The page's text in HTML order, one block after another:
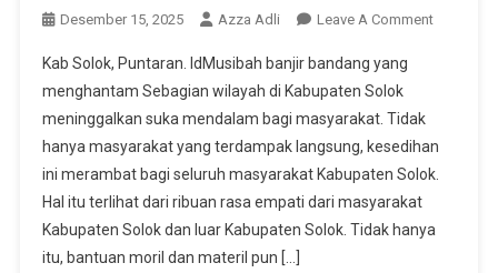
Desember 15, 2025 Azza Adli Leave A CommentOn
Selesai
Dua
Kab Solok, Puntaran. IdMusibah banjir bandang yang
menghantam Sebagian wilayah di Kabupaten Solok
meninggalkan suka mendalam bagi masyarakat. Tidak
hanya masyarakat yang terdampak langsung, kesedihan
ini merambat bagi seluruh masyarakat Kabupaten Solok.
Hal itu terlihat dari ribuan rasa empati dari masyarakat
Kabupaten Solok dan luar Kabupaten Solok. Tidak hanya
itu, bantuan moril dan materil pun […]